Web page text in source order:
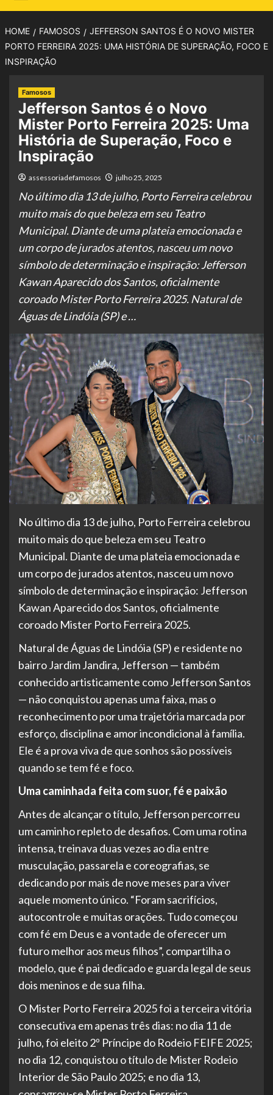
HOME FAMOSOS
JEFFERSON SANTOS É O NOVO MISTER
PORTO FERREIRA 2025: UMA HISTÓRIA DE SUPERAÇÃO, FOCO E
INSPIRAÇÃO
Famosos
Jefferson Santos é o Novo
Mister Porto Ferreira 2025: Uma
História de Superação, Foco e
Inspiração
assessoriadefamosos julho 25, 2025
No último dia 13 de julho, Porto Ferreira celebrou
muito mais do que beleza em seu Teatro
Municipal. Diante de uma plateia emocionada e
um corpo de jurados atentos, nasceu um novo
símbolo de determinação e inspiração: Jefferson
Kawan Aparecido dos Santos, oficialmente
coroado Mister Porto Ferreira 2025. Natural de
Águas de Lindóia (SP) e …
No último dia 13 de julho, Porto Ferreira celebrou
muito mais do que beleza em seu Teatro
Municipal. Diante de uma plateia emocionada e
um corpo de jurados atentos, nasceu um novo
símbolo de determinação e inspiração: Jefferson
Kawan Aparecido dos Santos, oficialmente
coroado Mister Porto Ferreira 2025.
Natural de Águas de Lindóia (SP) e residente no
bairro Jardim Jandira, Jefferson — também
conhecido artisticamente como Jefferson Santos
— não conquistou apenas uma faixa, mas o
reconhecimento por uma trajetória marcada por
esforço, disciplina e amor incondicional à família.
Ele é a prova viva de que sonhos são possíveis
quando se tem fé e foco.
Uma caminhada feita com suor, fé e paixão
Antes de alcançar o título, Jefferson percorreu
um caminho repleto de desafios. Com uma rotina
intensa, treinava duas vezes ao dia entre
musculação, passarela e coreografias, se
dedicando por mais de nove meses para viver
aquele momento único. “Foram sacrifícios,
autocontrole e muitas orações. Tudo começou
com fé em Deus e a vontade de oferecer um
futuro melhor aos meus filhos”, compartilha o
modelo, que é pai dedicado e guarda legal de seus
dois meninos e de sua filha.
O Mister Porto Ferreira 2025 foi a terceira vitória
consecutiva em apenas três dias: no dia 11 de
julho, foi eleito 2º Príncipe do Rodeio FEIFE 2025;
no dia 12, conquistou o título de Mister Rodeio
Interior de São Paulo 2025; e no dia 13,